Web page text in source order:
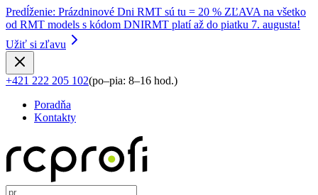
Predĺženie: Prázdninové Dni RMT sú tu = 20 % ZĽAVA na všetko
od RMT models s kódom DNIRMT platí až do piatku 7. augusta!
Užiť si zľavu
+421 222 205 102(po–pia: 8–16 hod.)
Poradňa
Kontakty